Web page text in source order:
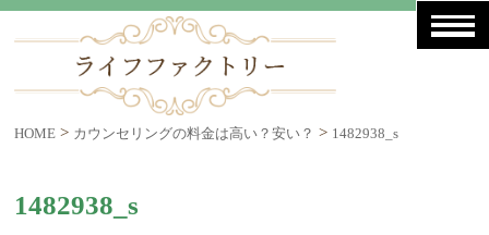
HOME > カウンセリングの料金は高い？安い？ > 1482938_s
1482938_s